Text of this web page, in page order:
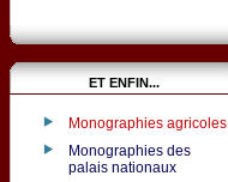
ET ENFIN...
Monographies agricoles
Monographies des
palais nationaux